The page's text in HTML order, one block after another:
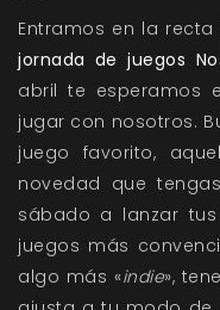
Entramos en la
jornada de juegos
abril te esperamos
jugar con nosotros.
juego favorito,
novedad que
sábado a lanzar
juegos más
algo más «indie»,